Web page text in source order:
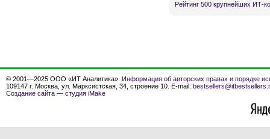
Рейтинг 500 крупнейших ИТ-
© 2001—2025 ООО «ИТ Аналитика». Информация об авторских правах и порядке
109147 г. Москва, ул. Марксистская, 34, строение 10. E-mail:
Создание сайта — студия iMake